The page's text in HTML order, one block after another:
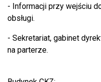
- Informacji przy wejściu
obsługi.
- Sekretariat, gabinet
na parterze.